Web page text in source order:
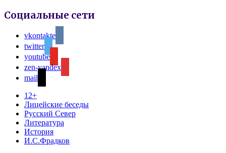
Социальные сети
vkontakte
twitter
youtube
zen-yandex
mail
12+
Лицейские беседы
Русский Север
Литература
История
И.С.Фрадков